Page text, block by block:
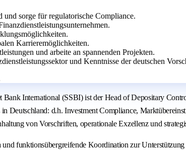
sorge für regulatorische Compliance.
Karrieremöglichkeiten.
und arbeite an spannenden Projekten.
und Kenntnisse der deutschen
International (SSBI) ist der Head of Depositary
Deutschland: d.h. Investment Compliance,
von Vorschriften, operationale Exzellenz und
funktionsübergreifende Koordination zur